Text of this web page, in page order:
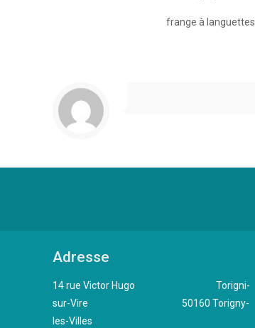
frange à languettes
Adresse
14 rue Victor Hugo Torigni-
sur-Vire 50160 Torigny-
les-Villes